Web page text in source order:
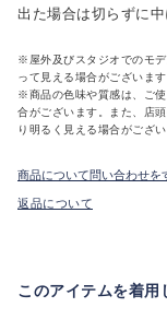
出た場合は切らずに中
※屋外及びスタジオでのモ
って見える場合がございま
※商品の色味や質感は、ご
合がございます。また、店
り明るく見える場合がござ
商品について問い合わせを
返品について
このアイテムを着用